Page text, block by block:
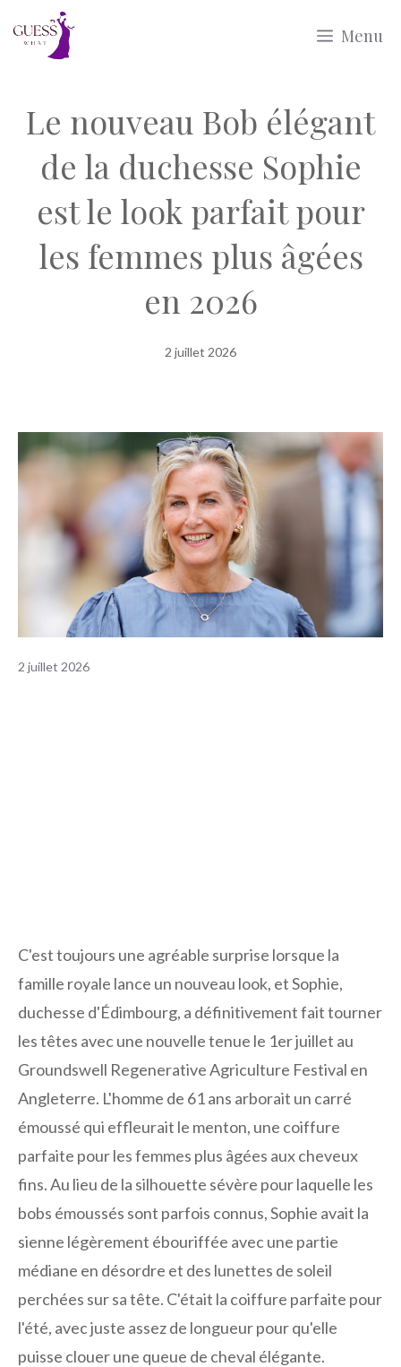
Menu
Le nouveau Bob élégant
de la duchesse Sophie
est le look parfait pour
les femmes plus âgées
en 2026
2 juillet 2026
2 juillet 2026
C'est toujours une agréable surprise lorsque la
famille royale lance un nouveau look, et Sophie,
duchesse d'Édimbourg, a définitivement fait tourner
les têtes avec une nouvelle tenue le 1er juillet au
Groundswell Regenerative Agriculture Festival en
Angleterre. L'homme de 61 ans arborait un carré
émoussé qui effleurait le menton, une coiffure
parfaite pour les femmes plus âgées aux cheveux
fins. Au lieu de la silhouette sévère pour laquelle les
bobs émoussés sont parfois connus, Sophie avait la
sienne légèrement ébouriffée avec une partie
médiane en désordre et des lunettes de soleil
perchées sur sa tête. C'était la coiffure parfaite pour
l'été, avec juste assez de longueur pour qu'elle
puisse clouer une queue de cheval élégante.